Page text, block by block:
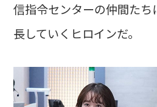
信指令センターの仲間た
長していくヒロインだ。